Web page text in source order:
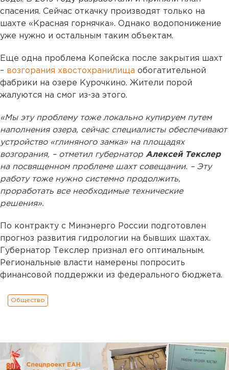
спасения. Сейчас откачку производят только на
шахте «Красная горнячка». Однако водопонижение
уже нужно и остальным таким объектам.
Еще одна проблема Копейска после закрытия шахт
– возгорания хвостохранилища обогатительной
фабрики на озере Курочкино. Жители порой
жалуются на смог из-за этого.
«Мы эту проблему тоже локально купируем путем
наполнения озера, сейчас специалисты обеспечивают
устройство «глиняного замка» на площадях
возгорания, – отметил губернатор Алексей Текслер
на посвященном проблеме шахт совещании. – Эту
работу тоже нужно системно продолжить,
проработать все необходимые технические
решения».
По контракту с Минэнерго России подготовлен
прогноз развития гидрологии на бывших шахтах.
Губернатор Текслер признал его оптимальным.
Региональные власти намерены попросить
финансовой поддержки из федерального бюджета.
Общество